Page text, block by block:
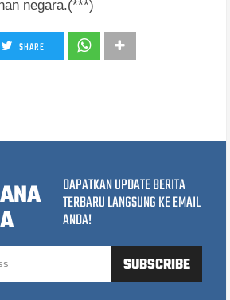
negara.(***)
SHARE
DAPATKAN UPDATE BERITA
TERBARU LANGSUNG KE EMAIL
ANDA!